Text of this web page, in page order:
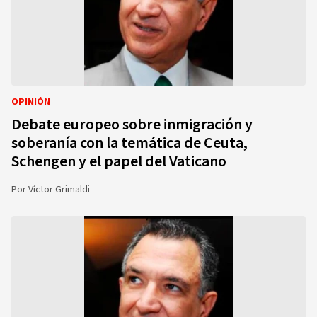
OPINIÓN
Debate europeo sobre inmigración y
soberanía con la temática de Ceuta,
Schengen y el papel del Vaticano
PorVíctor Grimaldi